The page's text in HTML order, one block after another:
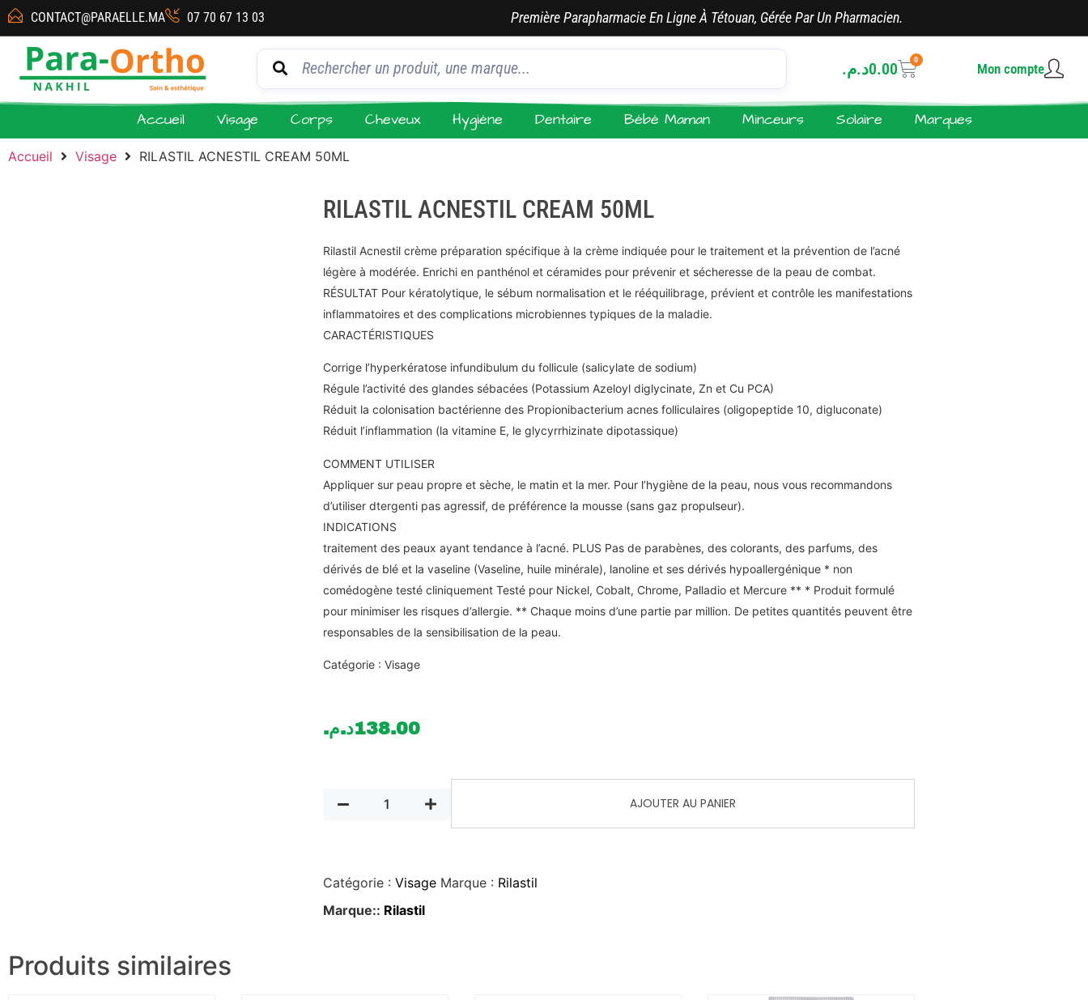
CONTACT@PARAELLE.MA 07 70 67 13 03 Première Parapharmacie En Ligne À Tétouan, Gérée Par Un Pharmacien.
0.00د.م. 0
Mon compte
Accueil Visage Corps Cheveux Hygiène Dentaire Bébé Maman Minceurs Solaire Marques
Accueil Visage RILASTIL ACNESTIL CREAM 50ML
RILASTIL ACNESTIL CREAM 50ML
Rilastil Acnestil crème préparation spécifique à la crème indiquée pour le traitement et la prévention de l’acné
légère à modérée. Enrichi en panthénol et céramides pour prévenir et sécheresse de la peau de combat.
RÉSULTAT Pour kératolytique, le sébum normalisation et le rééquilibrage, prévient et contrôle les manifestations
inflammatoires et des complications microbiennes typiques de la maladie.
CARACTÉRISTIQUES
Corrige l’hyperkératose infundibulum du follicule (salicylate de sodium)
Régule l’activité des glandes sébacées (Potassium Azeloyl diglycinate, Zn et Cu PCA)
Réduit la colonisation bactérienne des Propionibacterium acnes folliculaires (oligopeptide 10, digluconate)
Réduit l’inflammation (la vitamine E, le glycyrrhizinate dipotassique)
COMMENT UTILISER
Appliquer sur peau propre et sèche, le matin et la mer. Pour l’hygiène de la peau, nous vous recommandons
d’utiliser dtergenti pas agressif, de préférence la mousse (sans gaz propulseur).
INDICATIONS
traitement des peaux ayant tendance à l’acné. PLUS Pas de parabènes, des colorants, des parfums, des
dérivés de blé et la vaseline (Vaseline, huile minérale), lanoline et ses dérivés hypoallergénique * non
comédogène testé cliniquement Testé pour Nickel, Cobalt, Chrome, Palladio et Mercure ** * Produit formulé
pour minimiser les risques d’allergie. ** Chaque moins d’une partie par million. De petites quantités peuvent être
responsables de la sensibilisation de la peau.
Catégorie : Visage
138.00د.م.
AJOUTER AU PANIER
Catégorie : Visage Marque : Rilastil
Marque:: Rilastil
Produits similaires